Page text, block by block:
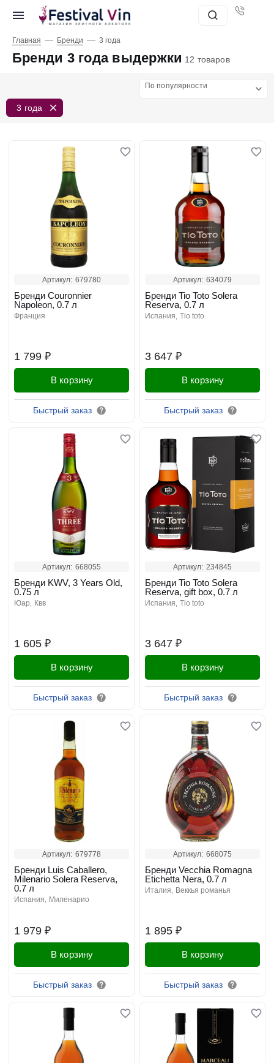
Главная — Бренди — 3 года
Бренди 3 года выдержки 12 товаров
По популярности
3 года
Артикул: 679780
1 799 ₽
Бренди Couronnier
Napoleon, 0.7 л
франция
В корзину
Быстрый заказ
Артикул: 634079
3 647 ₽
Бренди Tio Toto Solera
Reserva, 0.7 л
испания tio toto
В корзину
Быстрый заказ
Артикул: 668055
1 605 ₽
Бренди KWV, 3 Years Old,
0.75 л
юар квв
В корзину
Быстрый заказ
Артикул: 234845
3 647 ₽
Бренди Tio Toto Solera
Reserva, gift box, 0.7 л
испания tio toto
В корзину
Быстрый заказ
Артикул: 679778
1 979 ₽
Бренди Luis Caballero,
Milenario Solera Reserva,
0.7 л
испания миленарио
В корзину
Быстрый заказ
Артикул: 668075
1 895 ₽
Бренди Vecchia Romagna
Etichetta Nera, 0.7 л
италия веккья романья
В корзину
Быстрый заказ